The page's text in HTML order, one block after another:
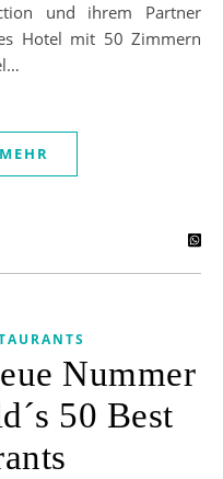
und ihrem Partner
Hotel mit 50 Zimmern
Nummer
50 Best